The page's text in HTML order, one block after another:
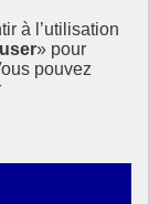
à l’utilisation
» pour
pouvez